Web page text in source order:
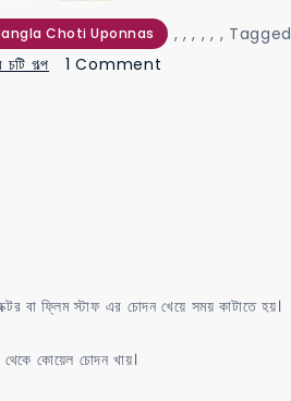
, ,,
Choti Uponnas ,, , Tagged
গল্প
1 Comment
চোদা
বা ফ্লিম স্টাফ এর চোদন খেয়ে সময় কাটাতে হয়।
কোয়েল চোদন খায়।